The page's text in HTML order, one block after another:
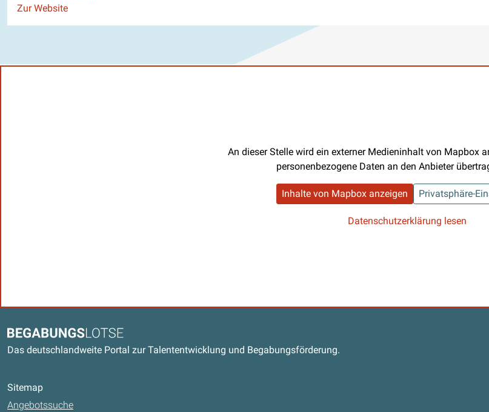
Website
Zur Website
An dieser Stelle wird ein externer Medieninhalt von Mapbox
personenbezogene Daten an den Anbieter
Inhalte von Mapbox anzeigen Privatsphäre-
Datenschutzerklärung lesen
Kontaktdaten und weitere Links
Begabungslotse
Das deutschlandweite Portal zur Talententwicklung und Begabungsförderung.
Sitemap
Angebotssuche